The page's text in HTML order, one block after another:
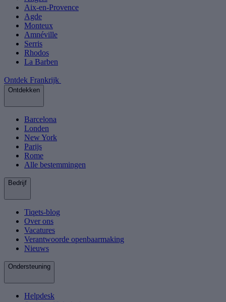
Aix-en-Provence
Agde
Monteux
Amnéville
Serris
Rhodos
La Barben
Ontdek Frankrijk
Ontdekken
Barcelona
Londen
New York
Parijs
Rome
Alle bestemmingen
Bedrijf
Tiqets-blog
Over ons
Vacatures
Verantwoorde openbaarmaking
Nieuws
Ondersteuning
Helpdesk